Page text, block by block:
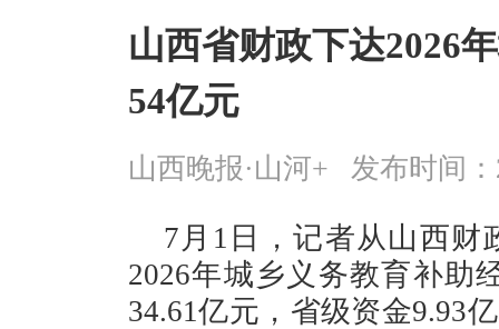
山西省财政下达2026
54亿元
山西晚报·山河+ 发布时间：
7月1日，记者从山西财
2026年城乡义务教育补助
34.61亿元，省级资金9.93